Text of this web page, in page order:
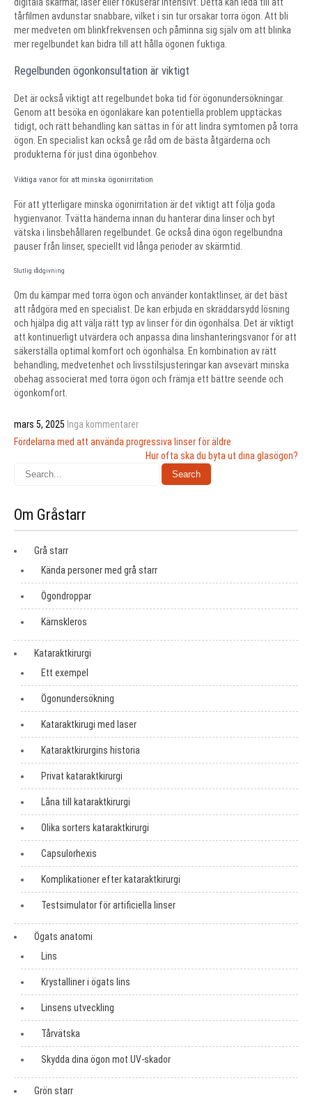
tårfilmen avdunstar snabbare, vilket i sin tur orsakar torra ögon. Att bli
mer medveten om blinkfrekvensen och påminna sig själv om att blinka
mer regelbundet kan bidra till att hålla ögonen fuktiga.
Regelbunden ögonkonsultation är viktigt
Det är också viktigt att regelbundet boka tid för ögonundersökningar.
Genom att besöka en ögonläkare kan potentiella problem upptäckas
tidigt, och rätt behandling kan sättas in för att lindra symtomen på torra
ögon. En specialist kan också ge råd om de bästa åtgärderna och
produkterna för just dina ögonbehov.
Viktiga vanor för att minska ögonirritation
För att ytterligare minska ögonirritation är det viktigt att följa goda
hygienvanor. Tvätta händerna innan du hanterar dina linser och byt
vätska i linsbehållaren regelbundet. Ge också dina ögon regelbundna
pauser från linser, speciellt vid långa perioder av skärmtid.
Slutlig rådgivning
Om du kämpar med torra ögon och använder kontaktlinser, är det bäst
att rådgöra med en specialist. De kan erbjuda en skräddarsydd lösning
och hjälpa dig att välja rätt typ av linser för din ögonhälsa. Det är viktigt
att kontinuerligt utvärdera och anpassa dina linshanteringsvanor för att
säkerställa optimal komfort och ögonhälsa. En kombination av rätt
behandling, medvetenhet och livsstilsjusteringar kan avsevärt minska
obehag associerat med torra ögon och främja ett bättre seende och
ögonkomfort.
mars 5, 2025 Inga kommentarer
Inläggsnavigering
Fördelarna med att använda progressiva linser för äldre
Hur ofta ska du byta ut dina glasögon?
Om Gråstarr
Grå starr
Kända personer med grå starr
Ögondroppar
Kärnskleros
Kataraktkirurgi
Ett exempel
Ögonundersökning
Kataraktkirugi med laser
Kataraktkirurgins historia
Privat kataraktkirurgi
Låna till kataraktkirurgi
Olika sorters kataraktkirurgi
Capsulorhexis
Komplikationer efter kataraktkirurgi
Testsimulator för artificiella linser
Ögats anatomi
Lins
Krystalliner i ögats lins
Linsens utveckling
Tårvätska
Skydda dina ögon mot UV-skador
Grön starr